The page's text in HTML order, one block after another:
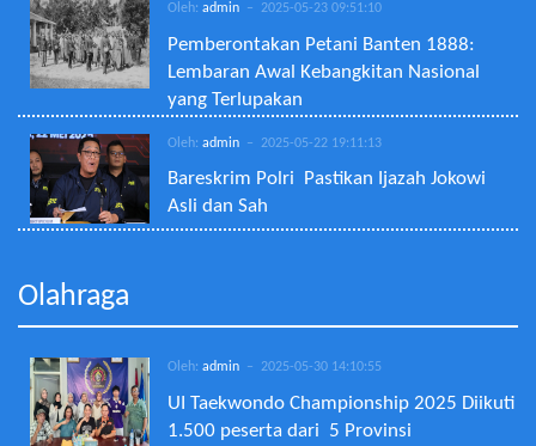
Oleh: admin – 2025-05-23 09:51:10
Pemberontakan Petani Banten 1888:
Lembaran Awal Kebangkitan Nasional
yang Terlupakan
Oleh: admin – 2025-05-22 19:11:13
Bareskrim Polri Pastikan Ijazah Jokowi
Asli dan Sah
Olahraga
Oleh: admin – 2025-05-30 14:10:55
UI Taekwondo Championship 2025 Diikuti
1.500 peserta dari 5 Provinsi